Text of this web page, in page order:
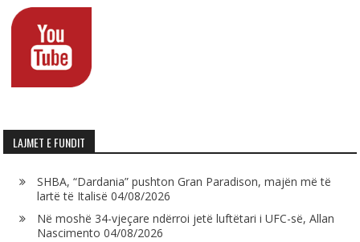
LAJMET E FUNDIT
SHBA, “Dardania” pushton Gran Paradison, majën më të
lartë të Italisë 04/08/2026
Në moshë 34-vjeçare ndërroi jetë luftëtari i UFC-së, Allan
Nascimento 04/08/2026